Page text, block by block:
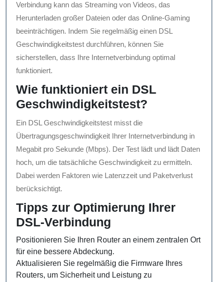
Verbindung kann das Streaming von Videos, das
Herunterladen großer Dateien oder das Online-Gaming
beeinträchtigen. Indem Sie regelmäßig einen DSL
Geschwindigkeitstest durchführen, können Sie
sicherstellen, dass Ihre Internetverbindung optimal
funktioniert.
Wie funktioniert ein DSL
Geschwindigkeitstest?
Ein DSL Geschwindigkeitstest misst die
Übertragungsgeschwindigkeit Ihrer Internetverbindung in
Megabit pro Sekunde (Mbps). Der Test lädt und lädt Daten
hoch, um die tatsächliche Geschwindigkeit zu ermitteln.
Dabei werden Faktoren wie Latenzzeit und Paketverlust
berücksichtigt.
Tipps zur Optimierung Ihrer
DSL-Verbindung
Positionieren Sie Ihren Router an einem zentralen Ort
für eine bessere Abdeckung.
Aktualisieren Sie regelmäßig die Firmware Ihres
Routers, um Sicherheit und Leistung zu